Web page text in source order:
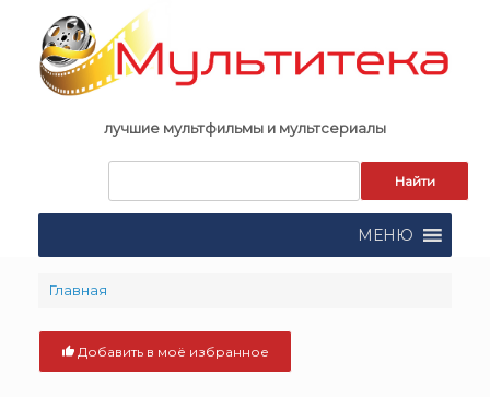
content
лучшие мультфильмы и мультсериалы
поиска:
МЕНЮ
Главная
Добавить в моё избранное